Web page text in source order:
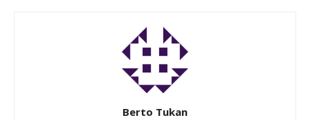
Berto Tukan